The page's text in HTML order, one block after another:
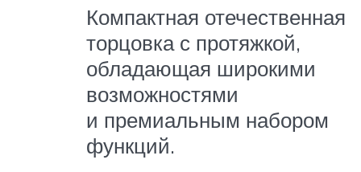
Компактная отечественная
торцовка с протяжкой,
обладающая широкими
возможностями
и премиальным набором
функций.